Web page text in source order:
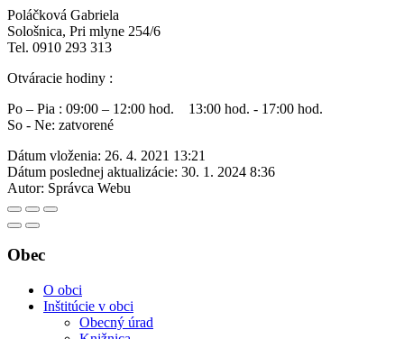
Poláčková Gabriela
Sološnica, Pri mlyne 254/6
Tel. 0910 293 313
Otváracie hodiny :
Po – Pia : 09:00 – 12:00 hod. 13:00 hod. - 17:00 hod.
So - Ne: zatvorené
Dátum vloženia: 26. 4. 2021 13:21
Dátum poslednej aktualizácie: 30. 1. 2024 8:36
Autor: Správca Webu
Obec
O obci
Inštitúcie v obci
Obecný úrad